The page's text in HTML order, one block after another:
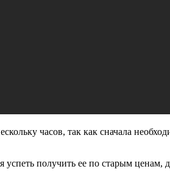
часов, так как сначала
получить ее по старым